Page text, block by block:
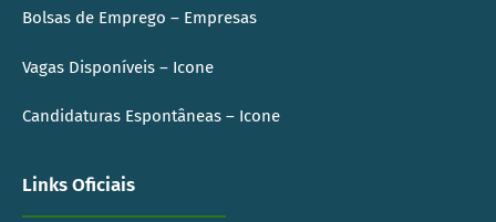
Bolsas de Emprego – Empresas
Vagas Disponíveis – Icone
Candidaturas Espontâneas – Icone
Links Oficiais